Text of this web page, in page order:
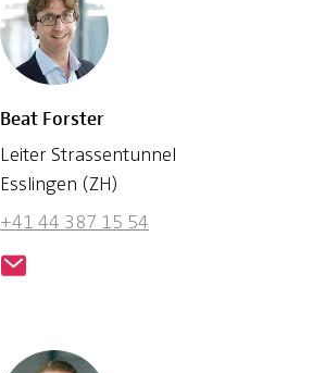
Beat Forster
Leiter Strassentunnel
Esslingen (ZH)
+41 44 387 15 54